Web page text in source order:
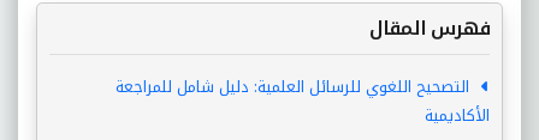
فهرس المقال
التصحيح اللغوي للرسائل العلمية: دليل شامل للمراجعة
الأكاديمية